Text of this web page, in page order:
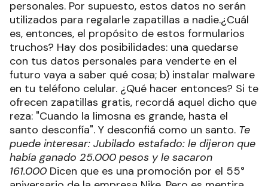
personales. Por supuesto, estos datos no serán
utilizados para regalarle zapatillas a nadie.¿Cuál
es, entonces, el propósito de estos formularios
truchos? Hay dos posibilidades: una quedarse
con tus datos personales para venderte en el
futuro vaya a saber qué cosa; b) instalar malware
en tu teléfono celular. ¿Qué hacer entonces? Si te
ofrecen zapatillas gratis, recordá aquel dicho que
reza: "Cuando la limosna es grande, hasta el
santo desconfía". Y desconfiá como un santo. Te
puede interesar: Jubilado estafado: le dijeron que
había ganado 25.000 pesos y le sacaron
161.000 Dicen que es una promoción por el 55°